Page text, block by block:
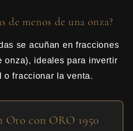
de menos de una onza?
se acuñan en fracciones
onza), ideales para invertir
o fraccionar la venta.
Oro con ORO 1950